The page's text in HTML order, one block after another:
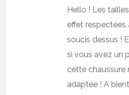
Hello ! Les
effet respectées
soucis dessus !
si vous avez un
cette chaussure
adaptée ! A